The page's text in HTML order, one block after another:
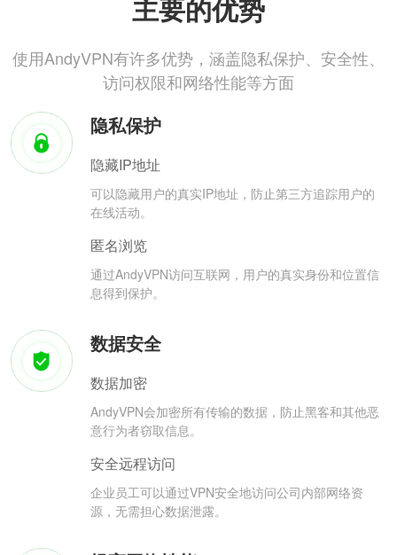
主要的优势
使用AndyVPN有许多优势，涵盖隐私保护、安全性、
访问权限和网络性能等方面
隐私保护
隐藏IP地址
可以隐藏用户的真实IP地址，防止第三方追踪用户的
在线活动。
匿名浏览
通过AndyVPN访问互联网，用户的真实身份和位置信
息得到保护。
数据安全
数据加密
AndyVPN会加密所有传输的数据，防止黑客和其他恶
意行为者窃取信息。
安全远程访问
企业员工可以通过VPN安全地访问公司内部网络资
源，无需担心数据泄露。